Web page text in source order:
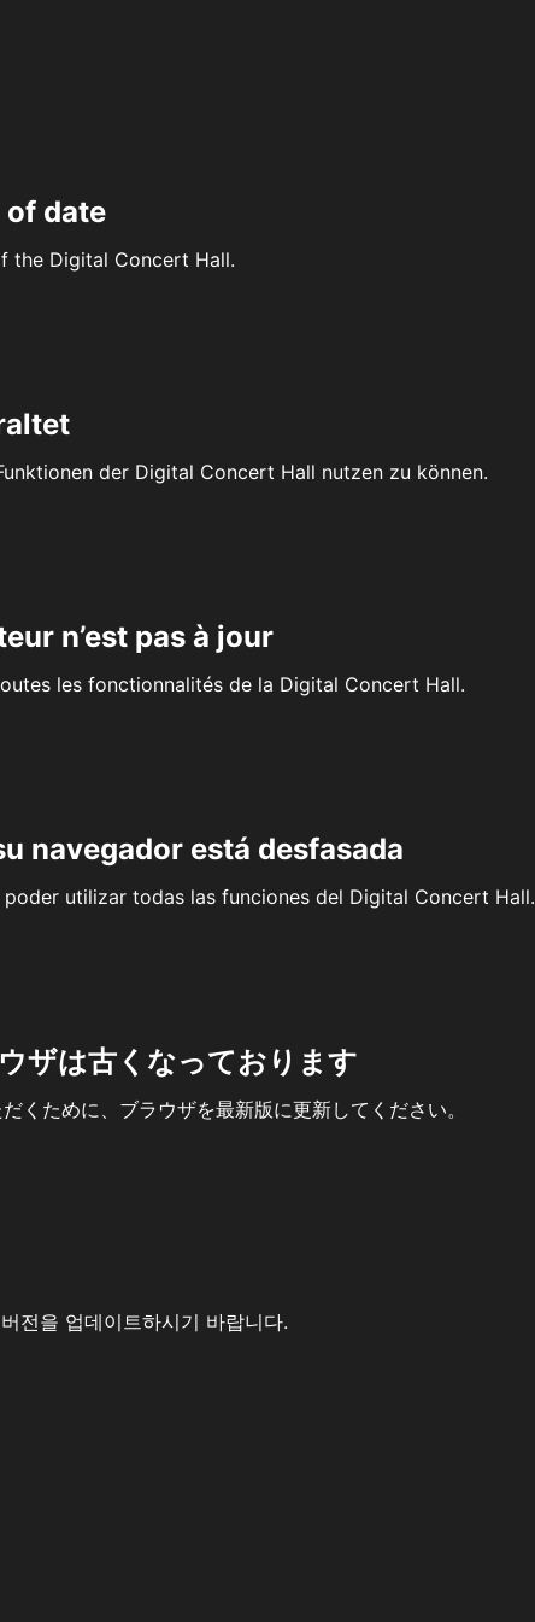
date
the Digital Concert Hall.
der Digital Concert Hall nutzen zu können.
n’est pas à jour
les fonctionnalités de la Digital Concert Hall.
navegador está desfasada
utilizar todas las funciones del Digital Concert Hall.
ザは古くなっております
くために、ブラウザを最新版に更新してください。
전을 업데이트하시기 바랍니다.